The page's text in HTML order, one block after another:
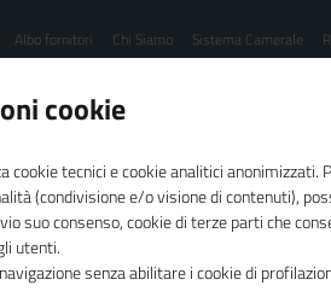
Albo fornitori Chi Siamo Sistema Camerale
per il sistema camerale
cookie
cookie tecnici e cookie analitici anonimizzati.
(condivisione e/o visione di contenuti),
suo consenso, cookie di terze parti che
utenti.
senza abilitare i cookie di